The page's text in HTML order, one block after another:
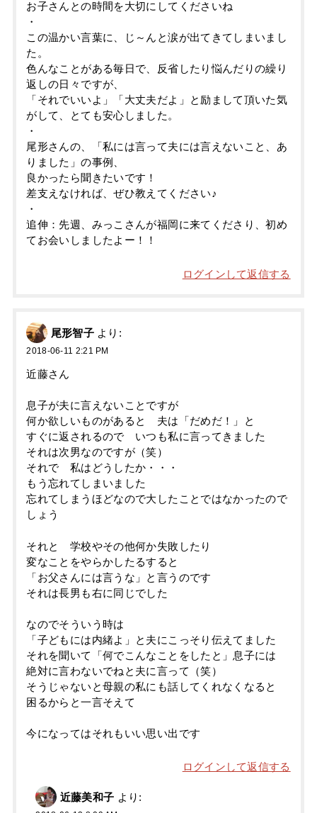
お子さんとの時間を大切にしてくださいね
・
この温かい言葉に、じ～んと涙が出てきてしまいまし
た。
色んなことがある毎日で、反省したり悩んだりの繰り
返しの日々ですが、
「それでいいよ」「大丈夫だよ」と励まして頂いた気
がして、とても安心しました。
・
尾形さんの、「私には言って夫には言えないこと、あ
りました」の事例、
良かったら聞きたいです！
差支えなければ、ぜひ教えてください♪
・
追伸：先週、みっこさんが福岡に来てくださり、初め
てお会いしましたよー！！
ログインして返信する
尾形智子 より:
2018-06-11 2:21 PM
近藤さん
息子が夫に言えないことですが
何か欲しいものがあると 夫は「だめだ！」と
すぐに返されるので いつも私に言ってきました
それは次男なのですが（笑）
それで 私はどうしたか・・・
もう忘れてしまいました
忘れてしまうほどなので大したことではなかったので
しょう
それと 学校やその他何か失敗したり
変なことをやらかしたるすると
「お父さんには言うな」と言うのです
それは長男も右に同じでした
なのでそういう時は
「子どもには内緒よ」と夫にこっそり伝えてました
それを聞いて「何でこんなことをしたと」息子には
絶対に言わないでねと夫に言って（笑）
そうじゃないと母親の私にも話してくれなくなると
困るからと一言そえて
今になってはそれもいい思い出です
ログインして返信する
近藤美和子 より: